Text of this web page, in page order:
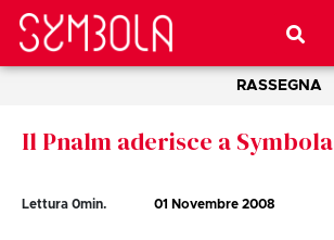
RASSEGNA
Il Pnalm aderisce a Symbola
Lettura 0min. 01 Novembre 2008